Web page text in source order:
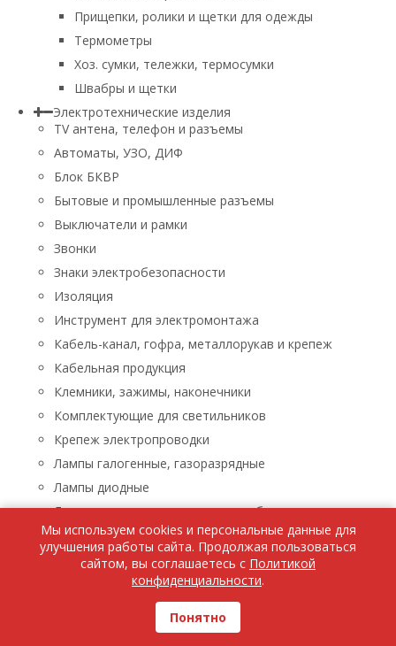
Прищепки, ролики и щетки для одежды
Термометры
Хоз. сумки, тележки, термосумки
Швабры и щетки
Электротехнические изделия
TV aнтена, телефон и разъемы
Автоматы, УЗО, ДИФ
Блок БКВР
Бытовые и промышленные разъемы
Выключатели и рамки
Звонки
Знаки электробезопасности
Изоляция
Инструмент для электромонтажа
Кабель-канал, гофра, металлорукав и крепеж
Кабельная продукция
Клемники, зажимы, наконечники
Комплектующие для светильников
Крепеж электропроводки
Лампы галогенные, газоразрядные
Лампы диодные
Лампы люминисцентные, энергосберегающие
Лампы накаливания
Лампы паяльные, лупы, паяльники, паяльные пасты
Ленты светодиодные
Люстры, бра, светильники
Бра, светильники
Мы используем cookies и персональные данные для
улучшения работы сайта. Продолжая пользоваться
сайтом, вы соглашаетесь с Политикой
конфиденциальности.
Понятно